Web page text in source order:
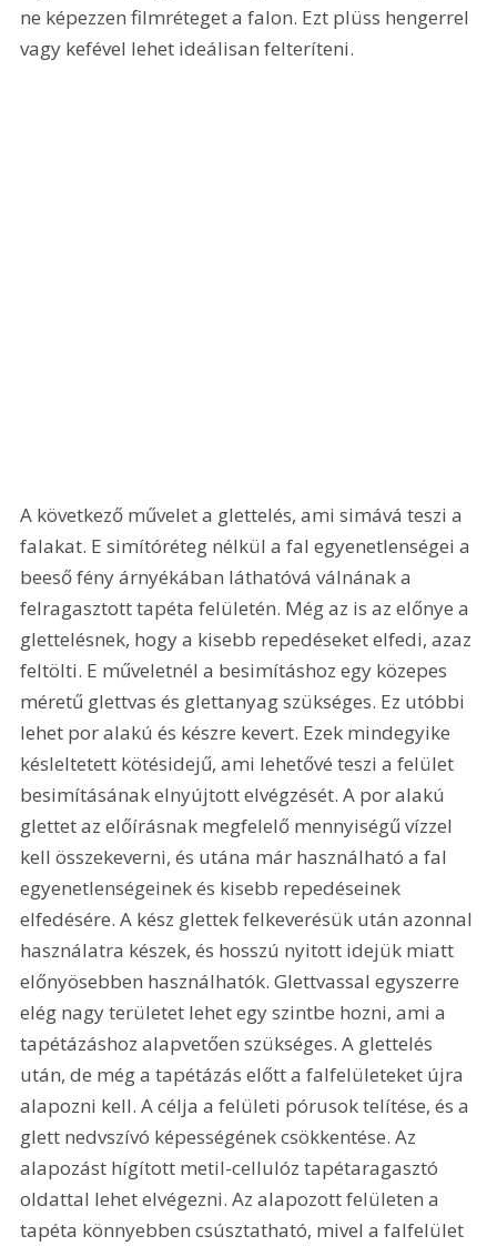
ne képezzen filmréteget a falon. Ezt plüss hengerrel
vagy kefével lehet ideálisan felteríteni.
A következő művelet a glettelés, ami simává teszi a
falakat. E simítóréteg nélkül a fal egyenetlenségei a
beeső fény árnyékában láthatóvá válnának a
felragasztott tapéta felületén. Még az is az előnye a
glettelésnek, hogy a kisebb repedéseket elfedi, azaz
feltölti. E műveletnél a besimításhoz egy közepes
méretű glettvas és glettanyag szükséges. Ez utóbbi
lehet por alakú és készre kevert. Ezek mindegyike
késleltetett kötésidejű, ami lehetővé teszi a felület
besimításának elnyújtott elvégzését. A por alakú
glettet az előírásnak megfelelő mennyiségű vízzel
kell összekeverni, és utána már használható a fal
egyenetlenségeinek és kisebb repedéseinek
elfedésére. A kész glettek felkeverésük után azonnal
használatra készek, és hosszú nyitott idejük miatt
előnyösebben használhatók. Glettvassal egyszerre
elég nagy területet lehet egy szintbe hozni, ami a
tapétázáshoz alapvetően szükséges. A glettelés
után, de még a tapétázás előtt a falfelületeket újra
alapozni kell. A célja a felületi pórusok telítése, és a
glett nedvszívó képességének csökkentése. Az
alapozást hígított metil-cellulóz tapétaragasztó
oldattal lehet elvégezni. Az alapozott felületen a
tapéta könnyebben csúsztatható, mivel a falfelület